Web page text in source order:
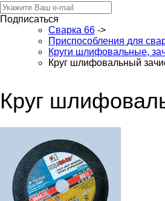
Подписаться
Сварка 66 ->
Приспособления для
Круги шлифовальные,
Круг шлифовальный
Круг